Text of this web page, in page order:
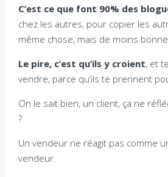
C’est ce que font 90% des
chez les autres, pour copier les
même chose, mais de moins
Le pire, c’est qu’ils y croient, et
vendre, parce qu’ils te prennent
On le sait bien, un client, ça ne
?
Un vendeur ne réagit pas comme
vendeur.